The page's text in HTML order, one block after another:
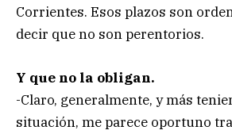
Corrientes. Esos plazos son
decir que no son perentorios.
Y que no la obligan.
-Claro, generalmente, y más
situación, me parece oportuno